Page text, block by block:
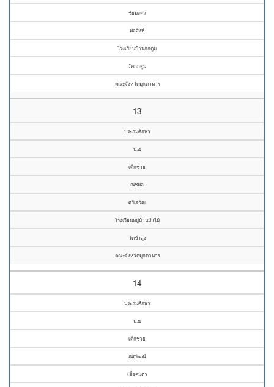
ชัยมงคล
พ่อสิงห์
โรงเรียนบ้านกกตูม
วัดกกตูม
คณะจังหวัดมุกดาหาร
13
ประถมศึกษา
ป.๕
เด็กชาย
ณัชพล
ศรีเจริญ
โรงเรียนหมู่บ้านป่าไม้
วัดขัวสูง
คณะจังหวัดมุกดาหาร
14
ประถมศึกษา
ป.๕
เด็กชาย
ณัฐพัฒน์
เชื้อคมตา